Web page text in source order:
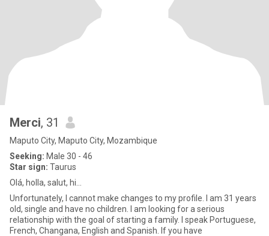
Merci, 31
Maputo City, Maputo City, Mozambique
Seeking: Male 30 - 46
Star sign: Taurus
Olá, holla, salut, hi...
Unfortunately, I cannot make changes to my profile. I am 31 years
old, single and have no children. I am looking for a serious
relationship with the goal of starting a family. I speak Portuguese,
French, Changana, English and Spanish. If you have